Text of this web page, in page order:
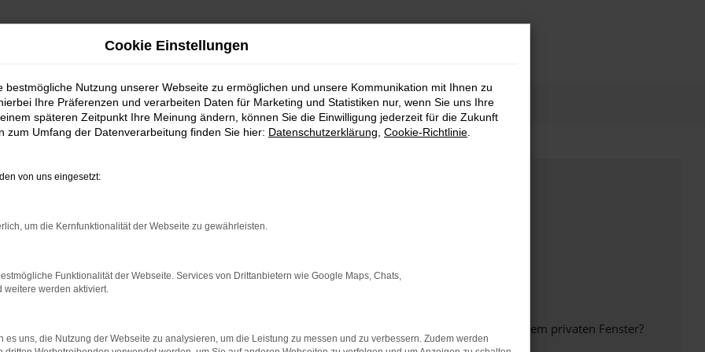
bestimmter Seiten verhindern. Funktioniert die Seite in einem anderen Browser oder in einem privaten Fenster?
Cookie Einstellungen
bestmögliche Nutzung unserer Webseite zu ermöglichen und unsere Kommunikation mit Ihnen zu
Ihre Präferenzen und verarbeiten Daten für Marketing und Statistiken nur, wenn Sie uns Ihre
späteren Zeitpunkt Ihre Meinung ändern, können Sie die Einwilligung jederzeit für die Zukunft
zum Umfang der Datenverarbeitung finden Sie hier: Datenschutzerklärung Cookie-Richtlinie
von uns eingesetzt:
um die Kernfunktionalität der Webseite zu gewährleisten.
Funktionalität der Webseite. Services von Drittanbietern wie Google Maps, Chats,
weitere werden aktiviert.
es uns, die Nutzung der Webseite zu analysieren, um die Leistung zu messen und zu verbessern. Zudem werden